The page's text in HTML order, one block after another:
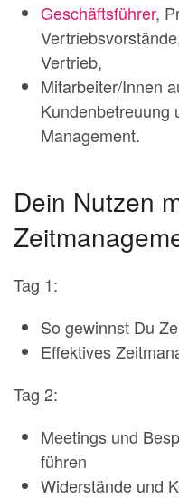
Geschäftsführer,
Vertrieb,
Mitarbeiter/Innen
Kundenbetreuung
Management.
Dein Nutzen
Tag 1:
So gewinnst Du
Effektives
Tag 2:
Meetings und
führen
Widerstände und